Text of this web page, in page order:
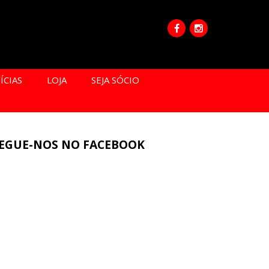
LOJA
SEJA SÓCIO
NOS NO FACEBOOK